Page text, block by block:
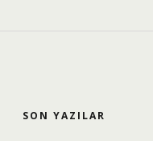
SON YAZILAR